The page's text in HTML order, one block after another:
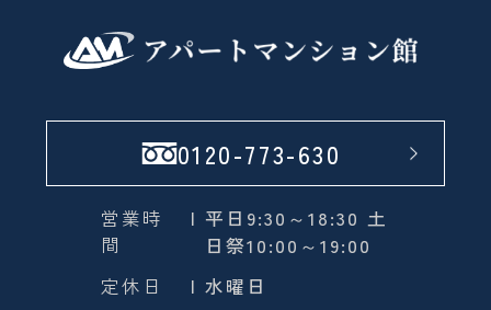
0120-773-630
営業時
間
| 平日9:30～18:30 土
日祭10:00～19:00
定休日
| 水曜日